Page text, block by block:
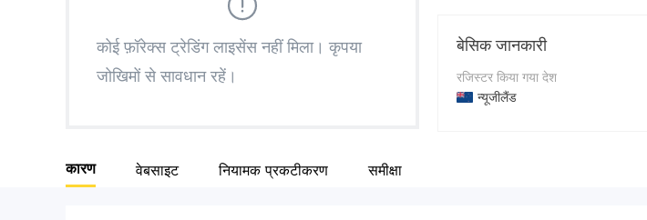
5
6
7
98
9
कोई फ़ॉरेक्स ट्रेडिंग लाइसेंस नहीं मिला। कृपया
जोखिमों से सावधान रहें।
बेसिक जानकारी
रजिस्टर किया गया देश
न्यूजीलैंड
कारण वेबसाइट नियामक प्रकटीकरण समीक्षा